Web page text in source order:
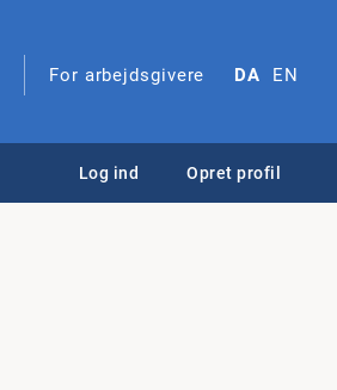
For arbejdsgivere DA EN
Log ind Opret profil